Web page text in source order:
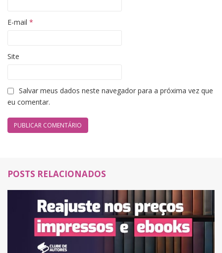
E-mail *
Site
Salvar meus dados neste navegador para a próxima vez que
eu comentar.
POSTS RELACIONADOS